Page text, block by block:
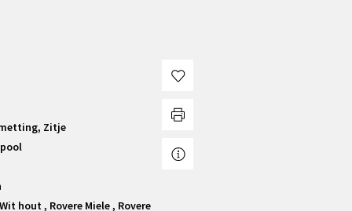
Zitje
hout , Rovere Miele , Rovere